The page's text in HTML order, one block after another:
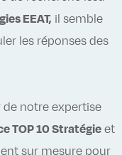
EEAT, il semble
les réponses des
de notre expertise
TOP 10 Stratégie et
sur mesure pour